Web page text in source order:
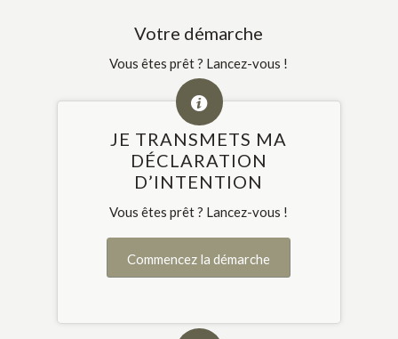
Votre démarche
Vous êtes prêt ? Lancez-vous !
JE TRANSMETS MA
DÉCLARATION
D’INTENTION
Vous êtes prêt ? Lancez-vous !
Commencez la démarche